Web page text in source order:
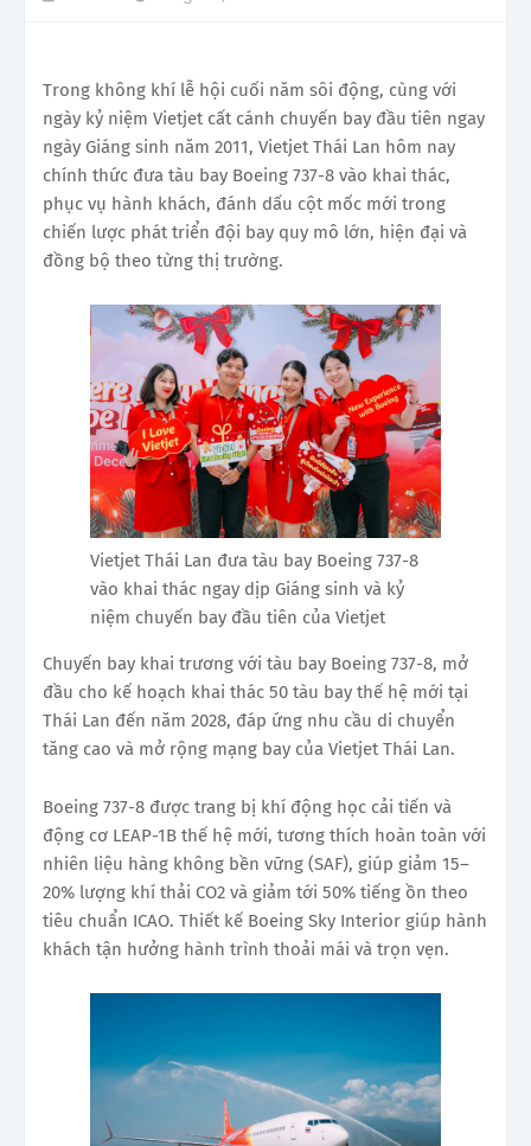
Trong không khí lễ hội cuối năm sôi động, cùng với
ngày kỷ niệm Vietjet cất cánh chuyến bay đầu tiên ngay
ngày Giáng sinh năm 2011, Vietjet Thái Lan hôm nay
chính thức đưa tàu bay Boeing 737-8 vào khai thác,
phục vụ hành khách, đánh dấu cột mốc mới trong
chiến lược phát triển đội bay quy mô lớn, hiện đại và
đồng bộ theo từng thị trường.
Vietjet Thái Lan đưa tàu bay Boeing 737-8
vào khai thác ngay dịp Giáng sinh và kỷ
niệm chuyến bay đầu tiên của Vietjet
Chuyến bay khai trương với tàu bay Boeing 737-8, mở
đầu cho kế hoạch khai thác 50 tàu bay thế hệ mới tại
Thái Lan đến năm 2028, đáp ứng nhu cầu di chuyển
tăng cao và mở rộng mạng bay của Vietjet Thái Lan.
Boeing 737-8 được trang bị khí động học cải tiến và
động cơ LEAP-1B thế hệ mới, tương thích hoàn toàn với
nhiên liệu hàng không bền vững (SAF), giúp giảm 15–
20% lượng khí thải CO2 và giảm tới 50% tiếng ồn theo
tiêu chuẩn ICAO. Thiết kế Boeing Sky Interior giúp hành
khách tận hưởng hành trình thoải mái và trọn vẹn.